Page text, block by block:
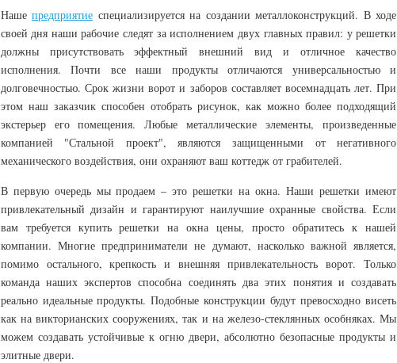
Нашепредприятие специализируется на создании металлоконструкций. В ходе
своей дня наши рабочие следят за исполнением двух главных правил: у решетки
должны присутствовать эффектный внешний вид и отличное качество
исполнения. Почти все наши продукты отличаются универсальностью и
долговечностью. Срок жизни ворот и заборов составляет восемнадцать лет. При
этом наш заказчик способен отобрать рисунок, как можно более подходящий
экстерьер его помещения. Любые металлические элементы, произведенные
компанией "Стальной проект", являются защищенными от негативного
механического воздействия, они охраняют ваш коттедж от грабителей.
В первую очередь мы продаем – это решетки на окна. Наши решетки имеют
привлекательный дизайн и гарантируют наилучшие охранные свойства. Если
вам требуется купить решетки на окна цены, просто обратитесь к нашей
компании. Многие предприниматели не думают, насколько важной является,
помимо остального, крепкость и внешняя привлекательность ворот. Только
команда наших экспертов способна соединять два этих понятия и создавать
реально идеальные продукты. Подобные конструкции будут превосходно висеть
как на викторианских сооружениях, так и на железо-стеклянных особняках. Мы
можем создавать устойчивые к огню двери, абсолютно безопасные продукты и
элитные двери.